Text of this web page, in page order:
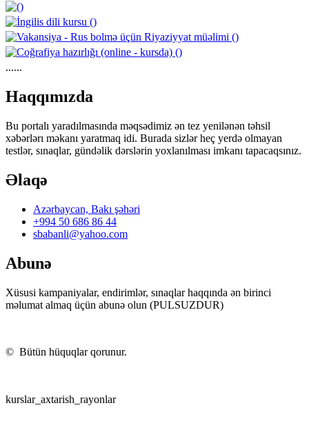
......
Haqqımızda
Bu portalı yaradılmasında məqsədimiz ən tez yenilənən təhsil
xəbərlərı məkanı yaratmaq idi. Burada sizlər heç yerdə olmayan
testlər, sınaqlar, gündəlik dərslərin yoxlanılması imkanı tapacaqsınız.
Əlaqə
Azərbaycan, Bakı şəhəri
+994 50 686 86 44
sbabanli@yahoo.com
Abunə
Xüsusi kampaniyalar, endirimlər, sınaqlar haqqında ən birinci
məlumat almaq üçün abunə olun (PULSUZDUR)
© Bütün hüquqlar qorunur.
kurslar_axtarish_rayonlar